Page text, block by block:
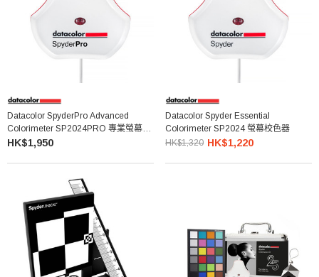
Datacolor SpyderPro Advanced
Colorimeter SP2024PRO 專業螢幕校
色器
HK$1,950
Datacolor Spyder Essential
Colorimeter SP2024 螢幕校色器
HK$1,320 HK$1,220